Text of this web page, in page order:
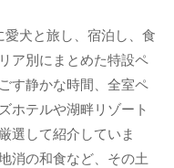
犬と旅し、宿泊し、食
ア別にまとめた特設ペ
す静かな時間、全室ペ
ホテルや湖畔リゾート
選して紹介していま
消の和食など、その土